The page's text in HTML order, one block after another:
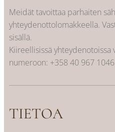
Meidät tavoittaa parhaiten
yhteydenottolomakkeella.
sisällä.
Kiireellisissä yhteydenotoissa
numeroon: +358 40 967 1046
TIETOA